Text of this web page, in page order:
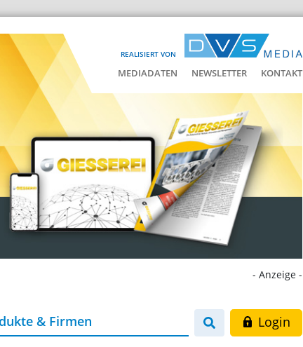
REALISIERT VON
MEDIADATEN NEWSLETTER KONTAKT
- Anzeige -
& Firmen Login